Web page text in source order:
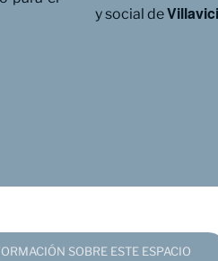
y social de
SOBRE ESTE ESPACIO